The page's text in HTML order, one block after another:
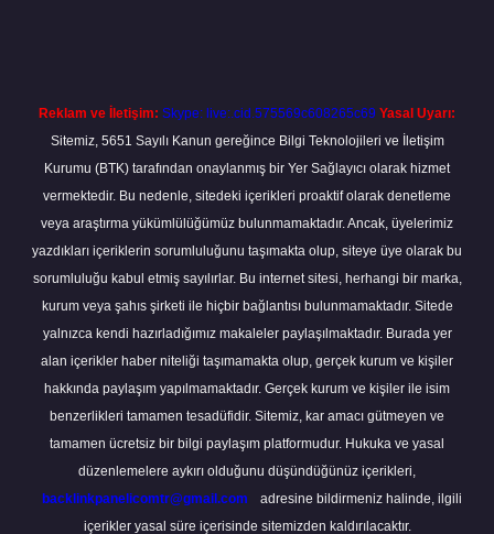
Reklam ve İletişim: Skype: live:.cid.575569c608265c69 Yasal Uyarı:
Sitemiz, 5651 Sayılı Kanun gereğince Bilgi Teknolojileri ve İletişim
Kurumu (BTK) tarafından onaylanmış bir Yer Sağlayıcı olarak hizmet
vermektedir. Bu nedenle, sitedeki içerikleri proaktif olarak denetleme
veya araştırma yükümlülüğümüz bulunmamaktadır. Ancak, üyelerimiz
yazdıkları içeriklerin sorumluluğunu taşımakta olup, siteye üye olarak bu
sorumluluğu kabul etmiş sayılırlar. Bu internet sitesi, herhangi bir marka,
kurum veya şahıs şirketi ile hiçbir bağlantısı bulunmamaktadır. Sitede
yalnızca kendi hazırladığımız makaleler paylaşılmaktadır. Burada yer
alan içerikler haber niteliği taşımamakta olup, gerçek kurum ve kişiler
hakkında paylaşım yapılmamaktadır. Gerçek kurum ve kişiler ile isim
benzerlikleri tamamen tesadüfidir. Sitemiz, kar amacı gütmeyen ve
tamamen ücretsiz bir bilgi paylaşım platformudur. Hukuka ve yasal
düzenlemelere aykırı olduğunu düşündüğünüz içerikleri,
backlinkpanelicomtr@gmail.com
adresine bildirmeniz halinde, ilgili
içerikler yasal süre içerisinde sitemizden kaldırılacaktır.